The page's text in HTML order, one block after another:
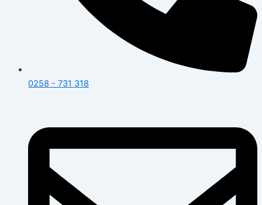
0258 - 731 318